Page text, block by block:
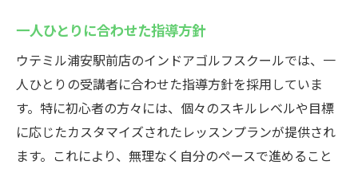
一人ひとりに合わせた指導方針
ウテミル浦安駅前店のインドアゴルフスクールでは、一
人ひとりの受講者に合わせた指導方針を採用していま
す。特に初心者の方々には、個々のスキルレベルや目標
に応じたカスタマイズされたレッスンプランが提供され
ます。これにより、無理なく自分のペースで進めること